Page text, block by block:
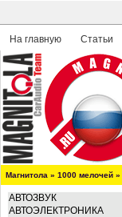
На главную Статьи
Магнитола » 1000 мелочей »
АВТОЗВУК
АВТОЭЛЕКТРОНИКА